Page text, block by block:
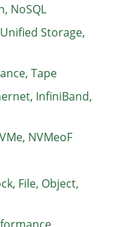
NoSQL
Storage,
Tape
InfiniBand,
NVMeoF
File, Object,